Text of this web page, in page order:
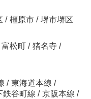
/ 橿原市 / 堺市堺区
富松町 / 猪名寺 /
/ 東海道本線 /
鉄谷町線 / 京阪本線 /